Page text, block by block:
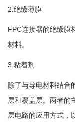
2.绝缘薄膜
FPC连接器的绝缘膜
材料。
3.粘着剂
除了与导电材料结合
层和覆盖层。两者的
层电路的应用方式，